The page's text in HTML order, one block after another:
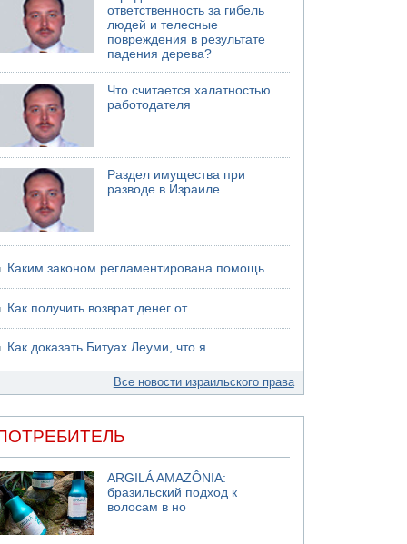
ответственность за гибель
людей и телесные
повреждения в результате
падения дерева?
Что считается халатностью
работодателя
Раздел имущества при
разводе в Израиле
Каким законом регламентирована помощь...
Как получить возврат денег от...
Как доказать Битуах Леуми, что я...
Все новости израильского права
ARGILÁ AMAZÔNIA:
бразильский подход к
волосам в но